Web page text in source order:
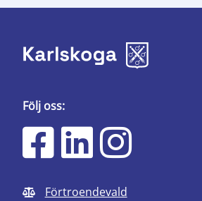
Följ oss:
Förtroendevald